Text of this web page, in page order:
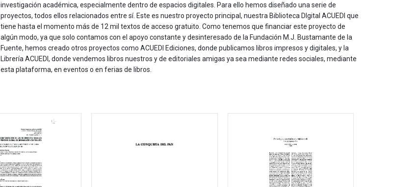
investigación académica, especialmente dentro de espacios digitales. Para ello hemos diseñado una serie de
proyectos, todos ellos relacionados entre sí. Este es nuestro proyecto principal, nuestra Biblioteca DIgital ACUEDI que
tiene hasta el momento más de 12 mil textos de acceso gratuito. Como tenemos que financiar este proyecto de
algún modo, ya que solo contamos con el apoyo constante y desinteresado de la Fundación M.J. Bustamante de la
Fuente, hemos creado otros proyectos como ACUEDI Ediciones, donde publicamos libros impresos y digitales, y la
Librería ACUEDI, donde vendemos libros nuestros y de editoriales amigas ya sea mediante redes sociales, mediante
esta plataforma, en eventos o en ferias de libros.